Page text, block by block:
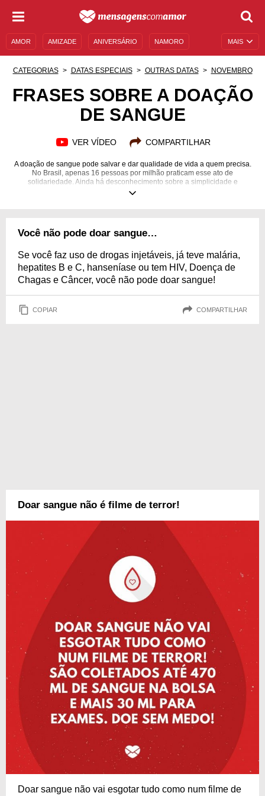
MAIS
AMOR AMIZADE ANIVERSÁRIO NAMORO
MENSAGENS E FRASES MENSAGENS DE ANIVERSÁRIO
CATEGORIAS DATAS ESPECIAIS OUTRAS DATAS NOVEMBRO
FRASES SOBRE A DOAÇÃO
DE SANGUE
VER VÍDEO COMPARTILHAR
A doação de sangue pode salvar e dar qualidade de vida a quem precisa.
No Brasil, apenas 16 pessoas por milhão praticam esse ato de
solidariedade. Ainda há desconhecimento sobre a simplicidade e
segurança do processo. Todos podem doar sangue se estiverem
as nossas frases sobre a doação de sangue e divulgue a importância, a
sangue saudável é sangue bom!
Você não pode doar sangue…
Se você faz uso de drogas injetáveis, já teve malária,
hepatites B e C, hanseníase ou tem HIV, Doença de
Chagas e Câncer, você não pode doar sangue!
COPIAR COMPARTILHAR
Doar sangue não é filme de terror!
Doar sangue não vai esgotar tudo como num filme de